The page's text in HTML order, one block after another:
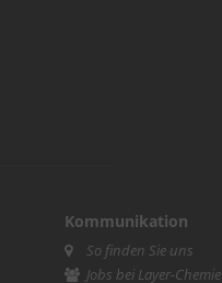
Kommunikation
So finden Sie uns
Jobs bei Layer-Chemie